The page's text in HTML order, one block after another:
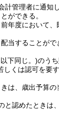
管理者に通知
ができる。
年度において、
当することがで
下同じ。)のう
くは認可を要
は、歳出予算
認めたときは